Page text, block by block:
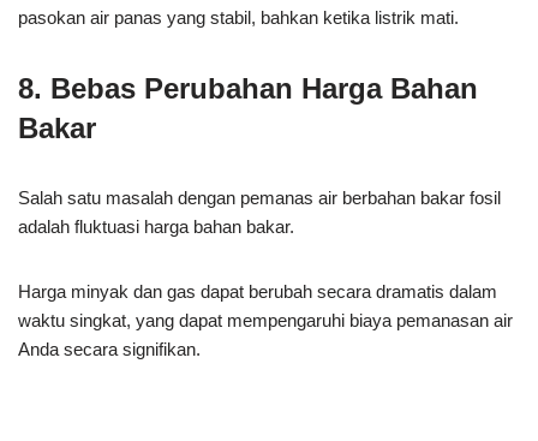
pasokan air panas yang stabil, bahkan ketika listrik mati.
8. Bebas Perubahan Harga Bahan
Bakar
Salah satu masalah dengan pemanas air berbahan bakar fosil
adalah fluktuasi harga bahan bakar.
Harga minyak dan gas dapat berubah secara dramatis dalam
waktu singkat, yang dapat mempengaruhi biaya pemanasan air
Anda secara signifikan.